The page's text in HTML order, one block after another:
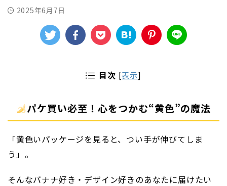
2025年6月7日
目次 [表示]
パケ買い必至！心をつかむ“黄色”の魔法
「黄色いパッケージを見ると、つい手が伸びてしま
う」。
そんなバナナ好き・デザイン好きのあなたに届けたい